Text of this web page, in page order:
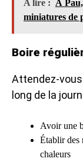
A lire : À
miniatures de
Boire
Attendez-
long de la
Avoir une
Établir des
chaleurs